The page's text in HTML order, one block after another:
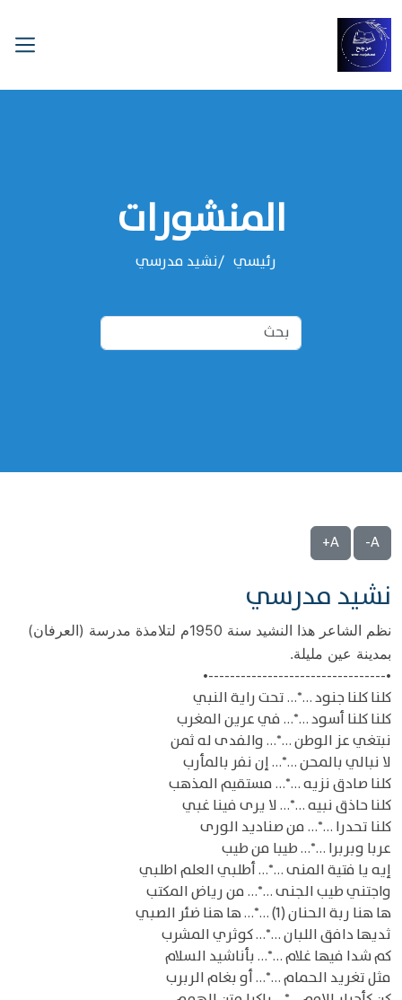
المنشورات
رئيسي نشيد مدرسي
A-
A+
نشيد مدرسي
نظم الشاعر هذا النشيد سنة 1950م لتلامذة مدرسة (العرفان)
بمدينة عين مليلة.
•---------------------------------•
كلنا كلنا جنود …*… تحت راية النبي
كلنا كلنا أسود …*… في عرين المغرب
نبتغي عز الوطن …*… والفدى له ثمن
لا نبالي بالمحن …*… إن نفر بالمأرب
كلنا صادق نزيه …*… مستقيم المذهب
كلنا حاذق نبيه …*… لا يرى فينا غبي
كلنا تحدرا …*… من صناديد الورى
عربا وبربرا …*… طيبا من طيب
إيه يا فتية المنى …*… أطلبي العلم اطلبي
واجتني طيب الجنى …*… من رياض المكتب
ها هنا ربة الحنان (1) …*… ها هنا ضئر الصبي
ثديها دافق اللبان …*… كوثري المشرب
كم شدا فيها غلام …*… بأناشيد السلام
مثل تغريد الحمام …*… أو بغام الربرب